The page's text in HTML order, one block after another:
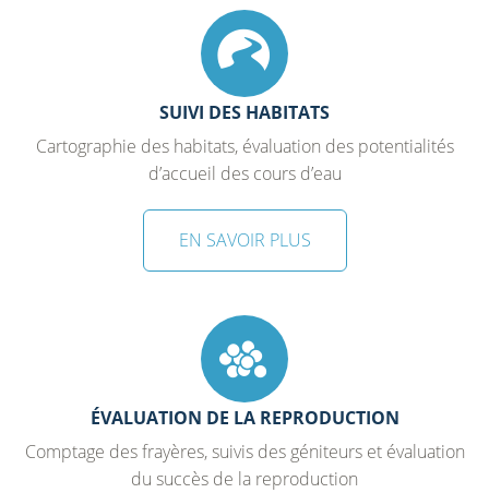
SUIVI DES HABITATS
Cartographie des habitats, évaluation des potentialités
d’accueil des cours d’eau
EN SAVOIR PLUS
ÉVALUATION DE LA REPRODUCTION
Comptage des frayères, suivis des géniteurs et évaluation
du succès de la reproduction